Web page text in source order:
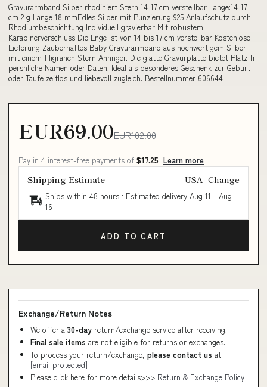
Gravurarmband Silber rhodiniert Stern 14-17 cm verstellbar Länge:14-17
cm 2 g Länge 18 mmEdles Silber mit Punzierung 925 Anlaufschutz durch
Rhodiumbeschichtung Individuell gravierbar Mit robustem
Karabinerverschluss Die Lnge ist von 14 bis 17 cm verstellbar Kostenlose
Lieferung Zauberhaftes Baby Gravurarmband aus hochwertigem Silber
mit einem filigranen Stern Anhnger. Die glatte Gravurplatte bietet Platz fr
persnliche Namen oder Daten. Ideal als besonderes Geschenk zur Geburt
oder Taufe zeitlos und liebevoll zugleich. Bestellnummer 606644
EUR69.00EUR102.00
Pay in 4 interest-free payments of $17.25 Learn more
Shipping Estimate USA Change
Ships within 48 hours · Estimated delivery Aug 11 - Aug
16
ADD TO CART
Exchange/Return Notes
We offer a 30-day return/exchange service after receiving.
Final sale items are not eligible for returns or exchanges.
To process your return/exchange, please contact us at
[email protected]
Please click here for more details>>> Return & Exchange Policy